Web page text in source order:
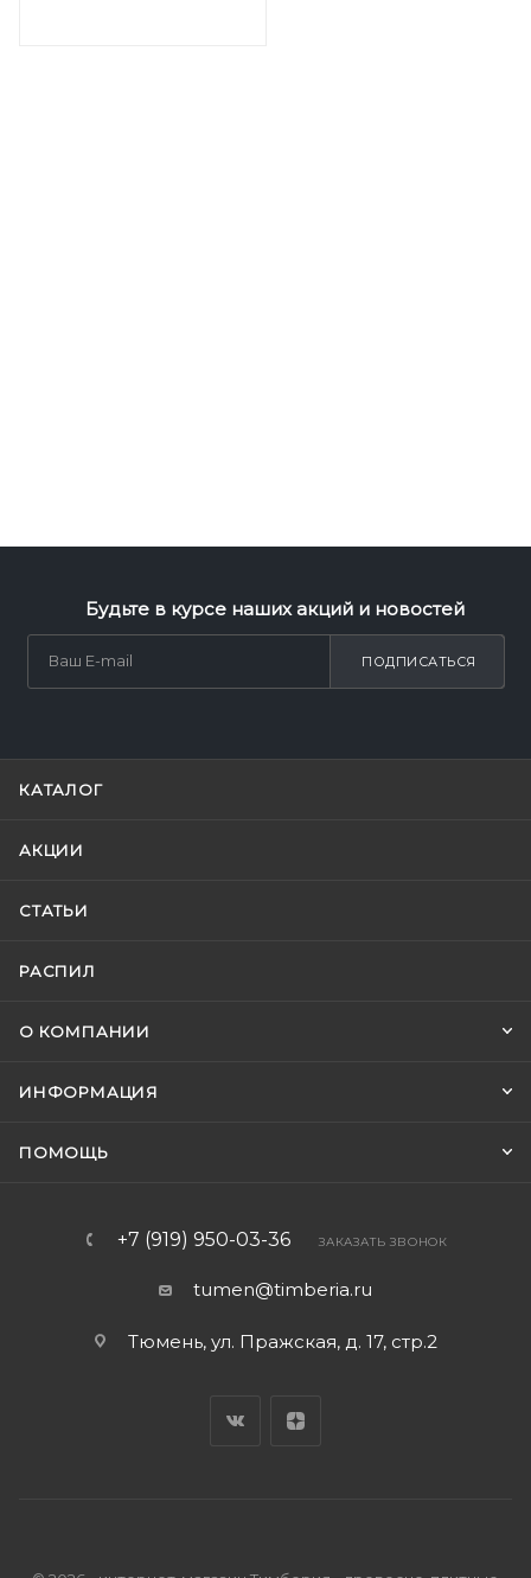
Будьте в курсе наших акций и новостей
ПОДПИСАТЬСЯ
КАТАЛОГ
АКЦИИ
СТАТЬИ
РАСПИЛ
О КОМПАНИИ
ИНФОРМАЦИЯ
ПОМОЩЬ
+7 (919) 950-03-36 ЗАКАЗАТЬ ЗВОНОК
tumen@timberia.ru
Тюмень, ул. Пражская, д. 17, стр.2